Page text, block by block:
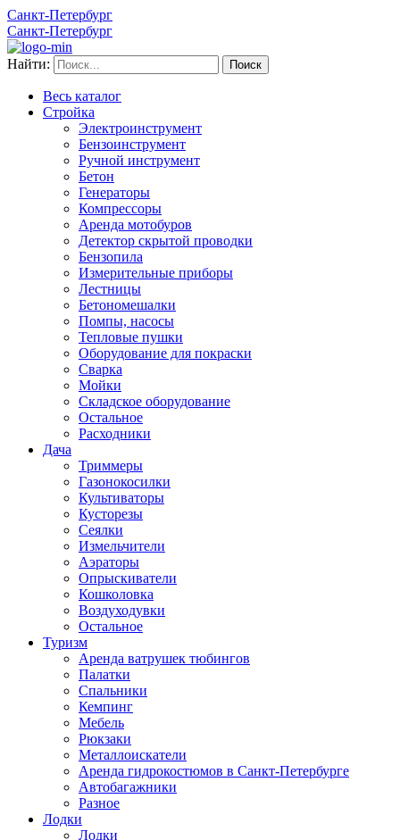
Санкт-Петербург
Санкт-Петербург
Найти:
Весь каталог
Стройка
Электроинструмент
Бензоинструмент
Ручной инструмент
Бетон
Генераторы
Компрессоры
Аренда мотобуров
Детектор скрытой проводки
Бензопила
Измерительные приборы
Лестницы
Бетономешалки
Помпы, насосы
Тепловые пушки
Оборудование для покраски
Сварка
Мойки
Складское оборудование
Остальное
Расходники
Дача
Триммеры
Газонокосилки
Культиваторы
Кусторезы
Сеялки
Измельчители
Аэраторы
Опрыскиватели
Кошколовка
Воздуходувки
Остальное
Туризм
Аренда ватрушек тюбингов
Палатки
Спальники
Кемпинг
Мебель
Рюкзаки
Металлоискатели
Аренда гидрокостюмов в Санкт-Петербурге
Автобагажники
Разное
Лодки
Лодки